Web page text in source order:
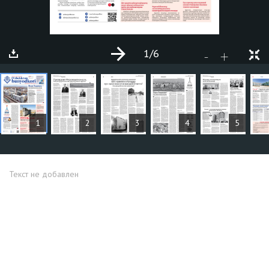
1 2 3 4 5
- +
1/6
СТАТЬИ
Текст не добавлен